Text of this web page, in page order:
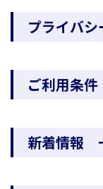
プライバ
ご利用条
新着情報